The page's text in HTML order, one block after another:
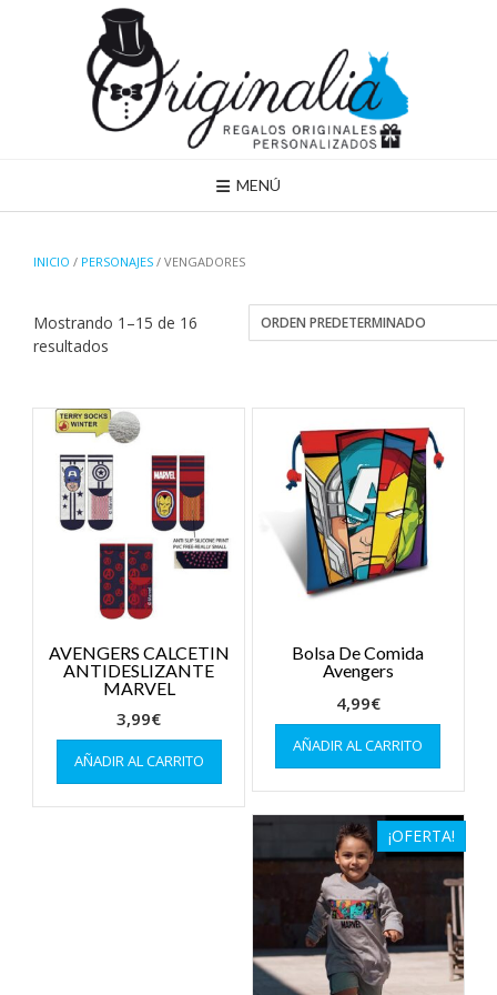
MENÚ
INICIO / PERSONAJES / VENGADORES
Mostrando 1–15 de 16
resultados
AVENGERS CALCETIN
ANTIDESLIZANTE
MARVEL
3,99€
AÑADIR AL CARRITO
Este
producto
tiene
múltiples
pueden
elegir
Bolsa De Comida
Avengers
4,99€
AÑADIR AL CARRITO
¡OFERTA!